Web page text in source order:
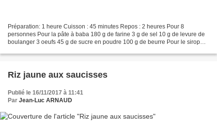
Préparation: 1 heure Cuisson : 45 minutes Repos : 2 heures Pour 8
personnes Pour la pâte à baba 180 g de farine 3 g de sel 10 g de levure de
boulanger 3 oeufs 45 g de sucre en poudre 100 g de beurre Pour le sirop
Riz jaune aux saucisses
Publié le 16/11/2017 à 11:41
Par Jean-Luc ARNAUD